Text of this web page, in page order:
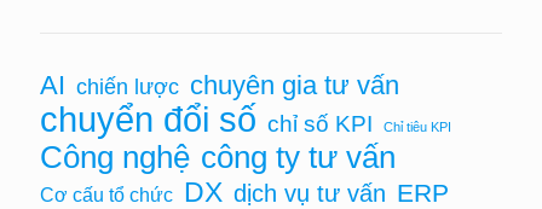
AI chiến lược chuyên gia tư vấn
chuyển đổi số chỉ số KPI Chỉ tiêu KPI
Công nghệ công ty tư vấn
Cơ cấu tổ chức DX dịch vụ tư vấn ERP